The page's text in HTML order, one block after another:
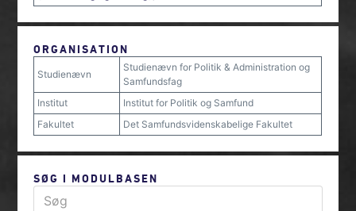
ORGANISATION
Studienævn
Studienævn for Politik & Administration og
Samfundsfag
Institut
Institut for Politik og Samfund
Fakultet
Det Samfundsvidenskabelige Fakultet
SØG I MODULBASEN